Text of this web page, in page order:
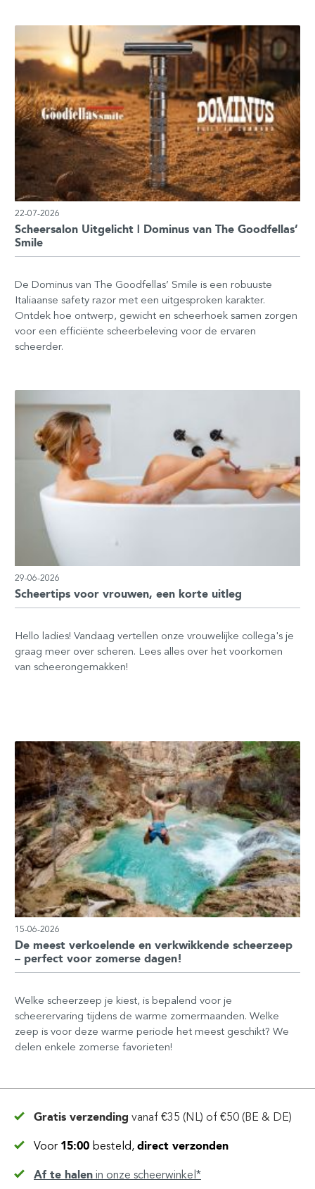
22-07-2026
Scheersalon Uitgelicht | Dominus van The Goodfellas’
Smile
De Dominus van The Goodfellas’ Smile is een robuuste
Italiaanse safety razor met een uitgesproken karakter.
Ontdek hoe ontwerp, gewicht en scheerhoek samen zorgen
voor een efficiënte scheerbeleving voor de ervaren
scheerder.
29-06-2026
Scheertips voor vrouwen, een korte uitleg
Hello ladies! Vandaag vertellen onze vrouwelijke collega's je
graag meer over scheren. Lees alles over het voorkomen
van scheerongemakken!
15-06-2026
De meest verkoelende en verkwikkende scheerzeep
– perfect voor zomerse dagen!
Welke scheerzeep je kiest, is bepalend voor je
scheerervaring tijdens de warme zomermaanden. Welke
zeep is voor deze warme periode het meest geschikt? We
delen enkele zomerse favorieten!
Gratis verzending vanaf €35 (NL) of €50 (BE & DE)
Voor 15:00 besteld, direct verzonden
Af te halen in onze scheerwinkel*